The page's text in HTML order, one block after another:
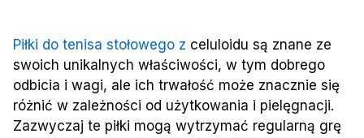
Piłki do tenisa stołowego z celuloidu są znane ze
swoich unikalnych właściwości, w tym dobrego
odbicia i wagi, ale ich trwałość może znacznie się
różnić w zależności od użytkowania i pielęgnacji.
Zazwyczaj te piłki mogą wytrzymać regularną grę